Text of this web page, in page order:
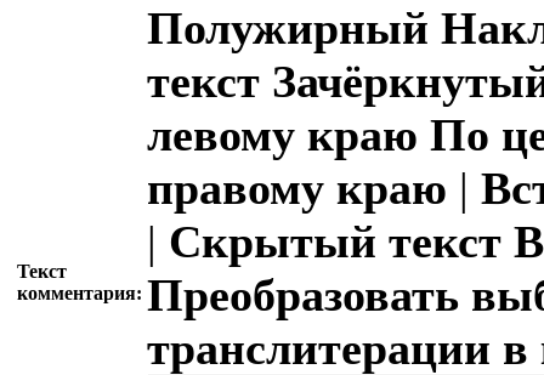
Текст
комментария:
Полужирный
текст
левому краю По
правому краю |
| Скрытый текст
Преобразовать
транслитерации